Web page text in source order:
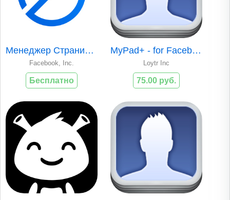
Менеджер Страниц Facebook
Facebook, Inc.
Бесплатно
MyPad+ - for Facebook, Instagram & Twitter
Loytr Inc
75.00 руб.